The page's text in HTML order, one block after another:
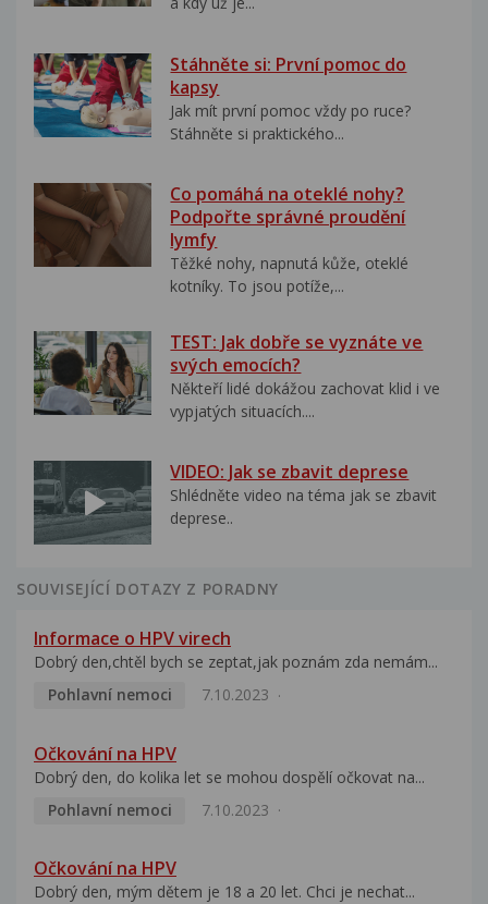
Stáhněte si: První pomoc do
kapsy
Jak mít první pomoc vždy po ruce?
Stáhněte si praktického...
Co pomáhá na oteklé nohy?
Podpořte správné proudění
lymfy
Těžké nohy, napnutá kůže, oteklé
kotníky. To jsou potíže,...
TEST: Jak dobře se vyznáte ve
svých emocích?
Někteří lidé dokážou zachovat klid i ve
vypjatých situacích....
VIDEO: Jak se zbavit deprese
Shlédněte video na téma jak se zbavit
deprese..
SOUVISEJÍCÍ DOTAZY Z PORADNY
Informace o HPV virech
Dobrý den,chtěl bych se zeptat,jak poznám zda nemám...
Pohlavní nemoci
7.10.2023
Očkování na HPV
Dobrý den, do kolika let se mohou dospělí očkovat na...
Pohlavní nemoci
7.10.2023
Očkování na HPV
Dobrý den, mým dětem je 18 a 20 let. Chci je nechat...